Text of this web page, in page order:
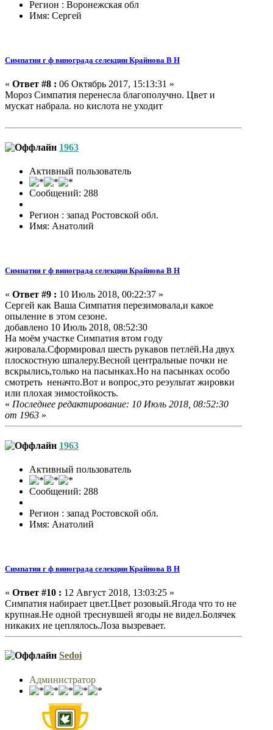
Регион : Воронежская обл
Имя: Сергей
Симпатия г ф винограда селекции Крайнова В Н
« Ответ #8 : 06 Октябрь 2017, 15:13:31 »
Мороз Симпатия перенесла благополучно. Цвет и
мускат набрала. но кислота не уходит
1963
Активный пользователь
Сообщений: 288
Регион : запад Ростовской обл.
Имя: Анатолий
Симпатия г ф винограда селекции Крайнова В Н
« Ответ #9 : 10 Июль 2018, 00:22:37 »
Сергей как Ваша Симпатия перезимовала,и какое
опыление в этом сезоне.
добавлено 10 Июль 2018, 08:52:30
На моём участке Симпатия втом году
жировала.Сформировал шесть рукавов петлёй.На двух
плоскостную шпалеру.Весной центральные почки не
вскрылись,только на пасынках.Но на пасынках особо
смотреть неначто.Вот и вопрос,это реэультат жировки
или плохая эимостойкость.
« Последнее редактирование: 10 Июль 2018, 08:52:30
от 1963 »
1963
Активный пользователь
Сообщений: 288
Регион : запад Ростовской обл.
Имя: Анатолий
Симпатия г ф винограда селекции Крайнова В Н
« Ответ #10 : 12 Август 2018, 13:03:25 »
Симпатия набирает цвет.Цвет розовый.Ягода что то не
крупная.Не одной треснувшей ягоды не видел.Болячек
никаких не цеплялось.Лоза вызревает.
Sedoi
Администратор